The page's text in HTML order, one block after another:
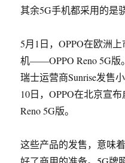
其余5G手机都采用的是
5月1日，OPPO在欧洲
机——OPPO Reno 5G版
瑞士运营商Sunrise发售
10日，OPPO在北京宣
Reno 5G版。
这些产品的发售，意味